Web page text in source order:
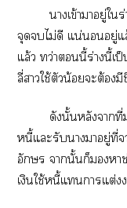
าเข้าาอยู่ใ
จุดไม่ดี แน่นอยู่
แล้ว ทว่านี้ร่างนี้เ
ลี่าใช้ตัวน้อยะต้อง
ดังนั้นหลังาที่
หนี้แะรับาาอยู่ที่
อักษร านั้นก็า
เงินใช้หนี้แาแต่